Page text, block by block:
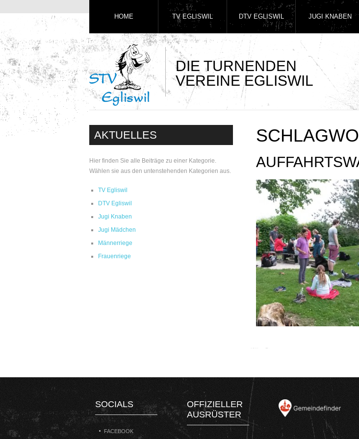
DIE TURNENDEN
VEREINE EGLISWIL
HOME TV EGLISWIL DTV EGLISWIL JUGI KNABEN
AKTUELLES
Hier finden Sie alle Beiträge zu einer Kategorie.
Wählen sie aus den untenstehenden Kategorien aus.
TV Egliswil
DTV Egliswil
Jugi Knaben
Jugi Mädchen
Männerriege
Frauenriege
SOCIALS
FACEBOOK
OFFIZIELLER
AUSRÜSTER